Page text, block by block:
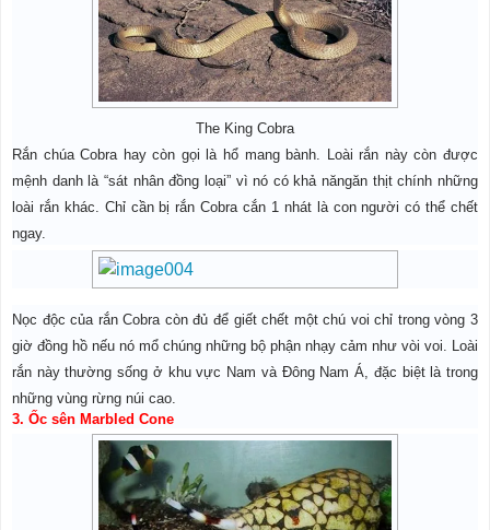
The King Cobra
Rắn chúa Cobra hay còn gọi là hổ mang bành. Loài rắn này còn được
mệnh danh là “sát nhân đồng loại” vì nó có khả năngăn thịt chính những
loài rắn khác. Chỉ cần bị rắn Cobra cắn 1 nhát là con người có thể chết
ngay.
Nọc độc của rắn Cobra còn đủ để giết chết một chú voi chỉ trong vòng 3
giờ đồng hồ nếu nó mổ chúng những bộ phận nhạy cảm như vòi voi. Loài
rắn này thường sống ở khu vực Nam và Đông Nam Á, đặc biệt là trong
những vùng rừng núi cao.
3. Ốc sên Marbled Cone